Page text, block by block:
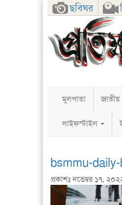
ছবিঘর
FacebookTwitter
মূলপাতা জাতীয়
লাইফস্টাইল
bsmmu-
প্রকাশঃ নভেম্বর ১৭,